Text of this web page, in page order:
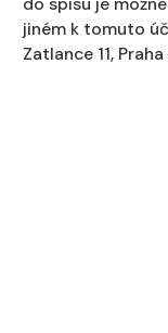
jiném k tomuto
Zatlance 11,